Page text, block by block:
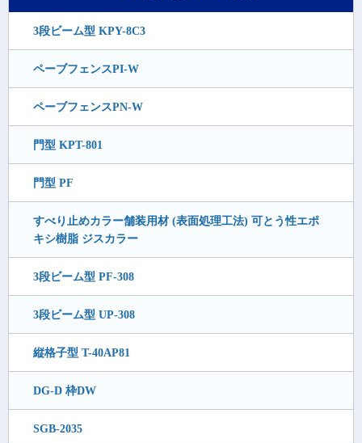
3段ビーム型 KPY-8C3
ペーブフェンスPI-W
ペーブフェンスPN-W
門型 KPT-801
門型 PF
すべり止めカラー舗装用材 (表面処理工法) 可とう性エポ
キシ樹脂 ジスカラー
3段ビーム型 PF-308
3段ビーム型 UP-308
縦格子型 T-40AP81
DG-D 枠DW
SGB-2035